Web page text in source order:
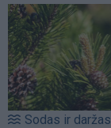
Sodas ir daržas